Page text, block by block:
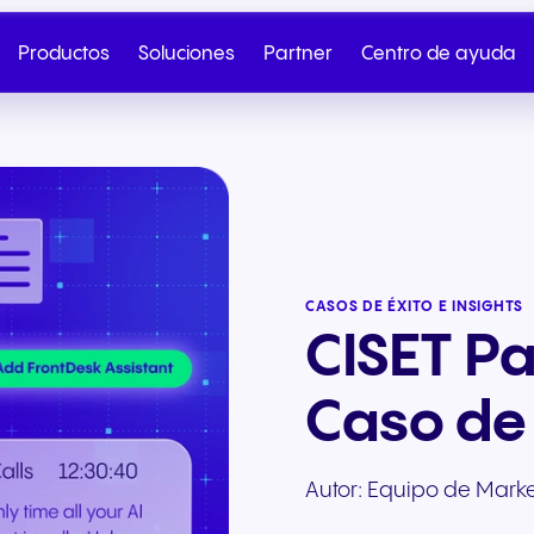
Productos
Telefonía en la nube SIP Trunk
Soluciones
Comercio minorista y
Partner
NGAGE Programa
Centro de ayuda
con Ventas
Envíanos tu
CASOS DE ÉXITO E INSIGHTS
CISET
Caso de
Autor: Equipo de